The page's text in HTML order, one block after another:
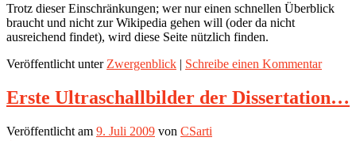
Trotz dieser Einschränkungen; wer nur einen schnellen Überblick
braucht und nicht zur Wikipedia gehen will (oder da nicht
ausreichend findet), wird diese Seite nützlich finden.
Veröffentlicht unter Zwergenblick | Schreibe einen Kommentar
Erste Ultraschallbilder der Dissertation…
Veröffentlicht am 9. Juli 2009 von CSarti